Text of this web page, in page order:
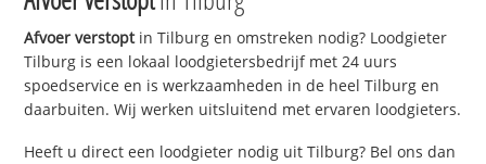
Afvoer verstoptin Tilburg en omstreken nodig? Loodgieter
Tilburg is een lokaal loodgietersbedrijf met 24 uurs
spoedservice en is werkzaamheden in de heel Tilburg en
daarbuiten. Wij werken uitsluitend met ervaren loodgieters.
Heeft u direct een loodgieter nodig uit Tilburg? Bel ons dan